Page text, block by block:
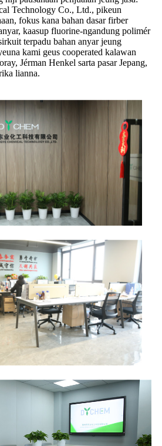
Technology Co., Ltd., pikeun
fokus kana bahan dasar firber
kaasup fluorine-ngandung polimér
terpadu bahan anyar jeung
kami geus cooperated kalawan
Jérman Henkel sarta pasar Jepang,
lianna.